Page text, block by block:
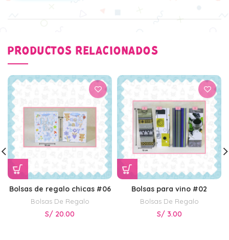
PRODUCTOS RELACIONADOS
Bolsas de regalo chicas #06
Bolsas De Regalo
S/ 20.00
Bolsas para vino #02
Bolsas De Regalo
S/ 3.00